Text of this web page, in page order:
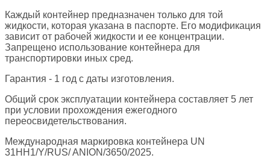
Каждый контейнер предназначен только для той
жидкости, которая указана в паспорте. Его модификация
зависит от рабочей жидкости и ее концентрации.
Запрещено использование контейнера для
транспортировки иных сред.
Гарантия - 1 год с даты изготовления.
Общий срок эксплуатации контейнера составляет 5 лет
при условии прохождения ежегодного
переосвидетельствования.
Международная маркировка контейнера UN
31HН1/Y/RUS/ ANION/3650/2025.